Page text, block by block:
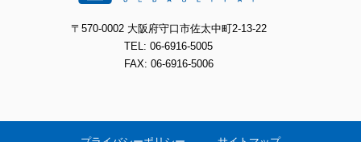
〒570-0002 大阪府守口市佐太中町2-13-22
TEL: 06-6916-5005
FAX: 06-6916-5006